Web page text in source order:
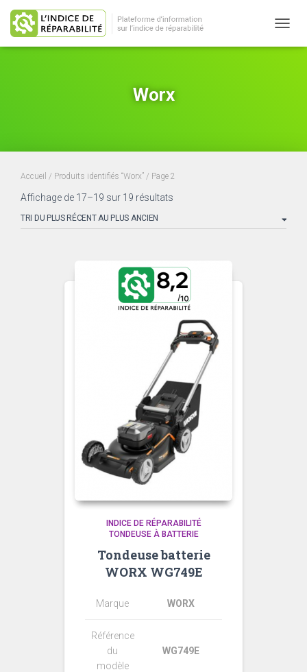
Worx
Accueil / Produits identifiés “Worx” / Page 2
Affichage de 17–19 sur 19 résultats
plus
plus
ancien
INDICE DE RÉPARABILITÉ
TONDEUSE À BATTERIE
Tondeuse batterie
WORX WG749E
Marque WORX
Référence
du
modèle
WG749E